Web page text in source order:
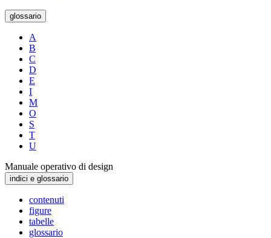
glossario
A
B
C
D
E
I
M
O
S
T
U
Manuale operativo di design
indici e glossario
contenuti
figure
tabelle
glossario